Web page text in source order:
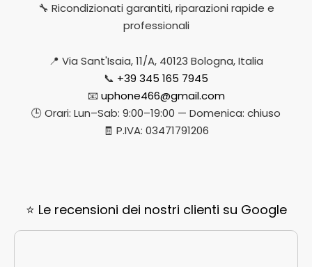
🔧 Ricondizionati garantiti, riparazioni rapide e
professionali
📍 Via Sant'Isaia, 11/A, 40123 Bologna, Italia
📞 +39 345 165 7945
📧 uphone466@gmail.com
🕒 Orari: Lun–Sab: 9:00–19:00 — Domenica: chiuso
🧾 P.IVA: 03471791206
⭐ Le recensioni dei nostri clienti su Google